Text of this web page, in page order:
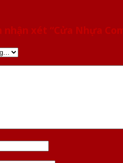
xét “Cửa Nhựa